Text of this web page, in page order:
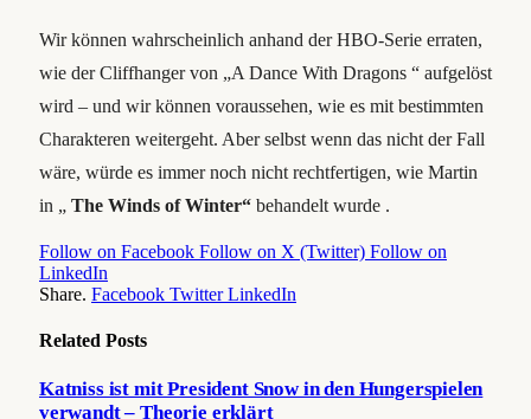
Wir können wahrscheinlich anhand der HBO-Serie erraten,
wie der Cliffhanger von „A Dance With Dragons “ aufgelöst
wird – und wir können voraussehen, wie es mit bestimmten
Charakteren weitergeht. Aber selbst wenn das nicht der Fall
wäre, würde es immer noch nicht rechtfertigen, wie Martin
in „ The Winds of Winter“ behandelt wurde .
Follow on Facebook Follow on X (Twitter) Follow on
LinkedIn
Share. Facebook Twitter LinkedIn
Related Posts
Katniss ist mit President Snow in den Hungerspielen
verwandt – Theorie erklärt